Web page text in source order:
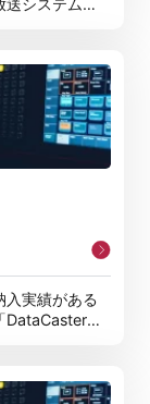
入実績がある
DataCaster